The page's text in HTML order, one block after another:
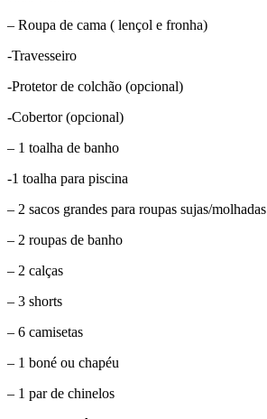
– Roupa de cama ( lençol e fronha)
-Travesseiro
-Protetor de colchão (opcional)
-Cobertor (opcional)
– 1 toalha de banho
-1 toalha para piscina
– 2 sacos grandes para roupas sujas/molhadas
– 2 roupas de banho
– 2 calças
– 3 shorts
– 6 camisetas
– 1 boné ou chapéu
– 1 par de chinelos